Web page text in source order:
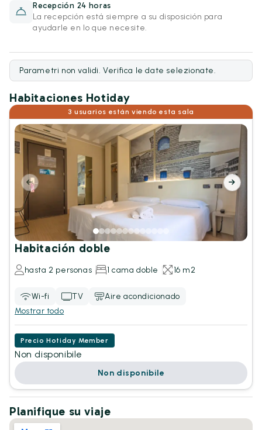
Recepción 24 horas
La recepción está siempre a su disposición para
ayudarle en lo que necesite.
Parametri non validi. Verifica le date selezionate.
Habitaciones Hotiday
3 usuarios están viendo esta sala
Habitación doble
hasta 2 personas 1 cama doble 16 m2
Wi-fi TV
Aire acondicionado
Mostrar todo
Precio Hotiday Member
Non disponibile
Non disponibile
Planifique su viaje